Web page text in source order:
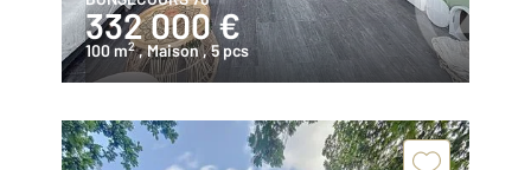
332 000 €
100 m2 , Maison, 5 pcs